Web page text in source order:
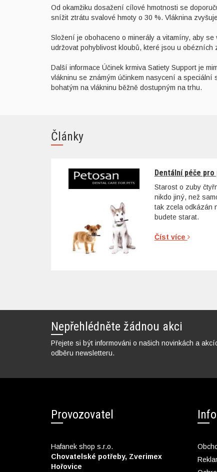
Od okamžiku dosažení cílové hmotnosti se
snížit ztrátu svalové hmoty o 30 %. Vláknina
Složení je obohaceno o minerály a vitamíny, aby
udržovat pohyblivost kloubů, které jsou u obézních
Další informace Účinek krmiva Satiety Support je
vlákninu se známým účinkem nasycení a
bohatým na vlákninu běžně dostupným na trhu.
Články
Dentální péče pro
Starost o zuby
nikdo jiný, než
tak zcela odkázán
budete starat.
Číst více
Nepřehlédněte žádnou akci
Přejete si být informováni o našich novinkách a
odběru newsletteru.
Provozovatel
Hafanek shop s.r.o.
Chovatelské potřeby, Zverimex
Hořovice